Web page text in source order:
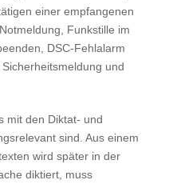
einer empfangenen
Funkstille im
DSC-Fehlalarm
und
mit den Diktat- und
sind. Aus einem
wird später in der
diktiert, muss